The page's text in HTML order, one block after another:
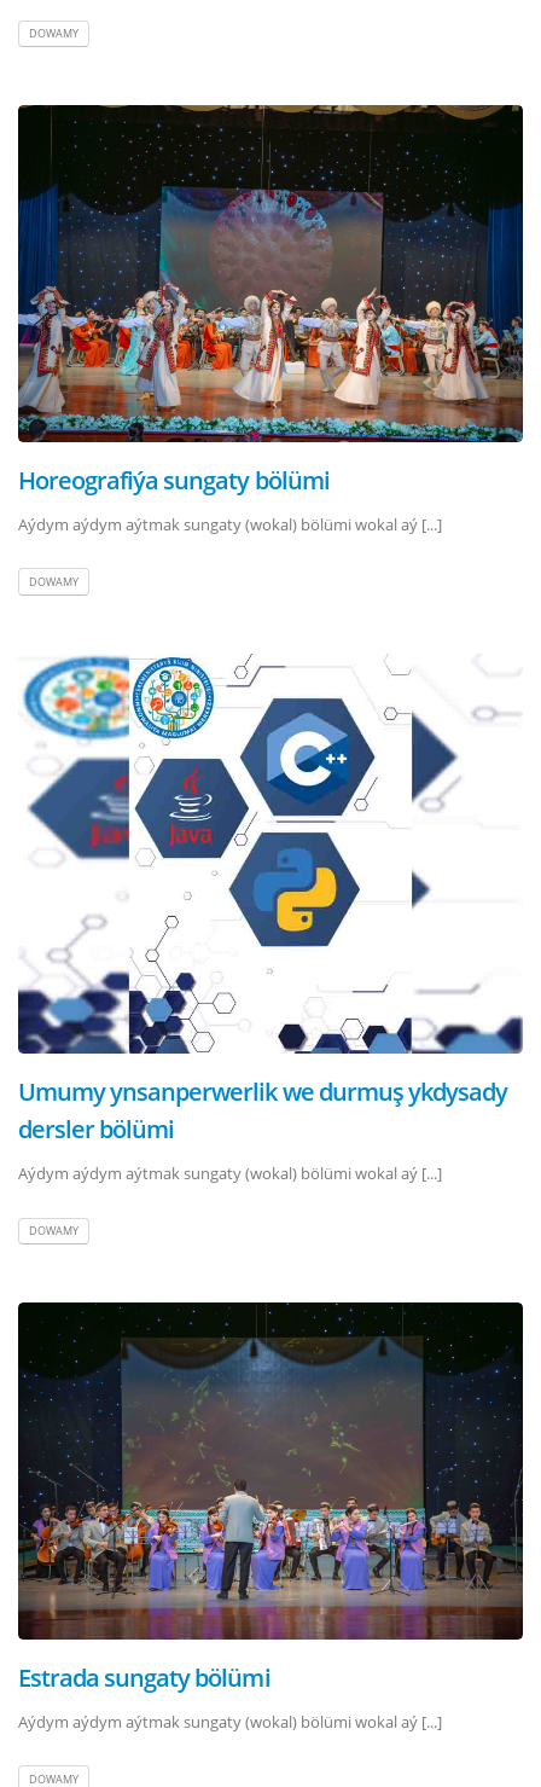
DOWAMY
Horeografiýa sungaty bölümi
Aýdym aýdym aýtmak sungaty (wokal) bölümi wokal aý [...]
DOWAMY
Umumy ynsanperwerlik we durmuş ykdysady
dersler bölümi
Aýdym aýdym aýtmak sungaty (wokal) bölümi wokal aý [...]
DOWAMY
Estrada sungaty bölümi
Aýdym aýdym aýtmak sungaty (wokal) bölümi wokal aý [...]
DOWAMY